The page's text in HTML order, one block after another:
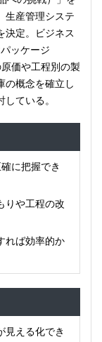
生産管理システ
決定。ビジネス
ッケージ
価や工程別の製
の概念を確立し
ている。
に把握でき
りや工程の改
れば効率的か
見える化でき